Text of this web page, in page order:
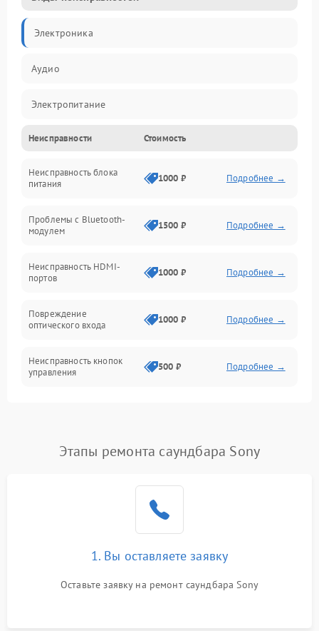
Электроника
Аудио
Электропитание
Интерфейсы
Связь
Программное обеспечение
Электроника/Акустика
Неисправности Стоимость
Неисправность блока
питания
1000 ₽ Подробнее →
Проблемы с Bluetooth-
модулем
1500 ₽ Подробнее →
Неисправность HDMI-
портов
1000 ₽ Подробнее →
Повреждение
оптического входа
1000 ₽ Подробнее →
Неисправность кнопок
управления
500 ₽ Подробнее →
Неисправность
2000 ₽ Подробнее →
500 ₽
Проблемы с зарядкой
1000 ₽ Подробнее →
Этапы ремонта саундбара Sony
1. Вы оставляете заявку
Оставьте заявку на ремонт саундбара Sony